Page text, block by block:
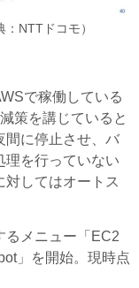
NTTドコモ）
で稼働している
策を講じていると
間に停止させ、バ
理を行っていない
対してはオートス
メニュー「EC2
」を開始。現時点